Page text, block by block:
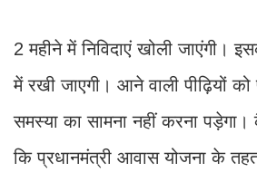
2 महीने में निविदाएं खोली जाएंगी।
में रखी जाएगी। आने वाली पीढ़ियों को
समस्या का सामना नहीं करना
कि प्रधानमंत्री आवास योजना के